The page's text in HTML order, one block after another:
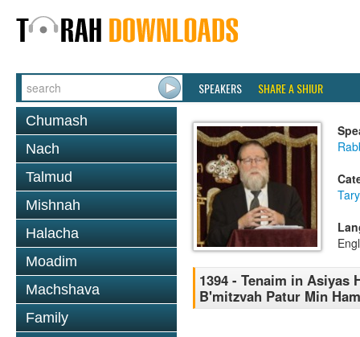
SPEAKERS SHARE A SHIUR
Chumash
Nach
Talmud
Mishnah
Halacha
Moadim
Machshava
Family
1394 - Tenaim in Asiyas
B'mitzvah Patur Min